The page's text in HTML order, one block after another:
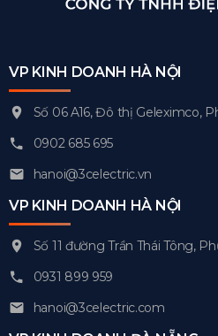
VP KINH DOANH HÀ NỘI
Số 06 A16, Đô thị Geleximco,
0902 685 695
hanoi@3celectric.vn
VP KINH DOANH HÀ NỘI
Số 11 đường Trần Thái Tông,
0931 899 959
hanoi@3celectric.com